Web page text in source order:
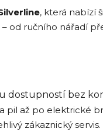
, která nabízí
od ručního nářadí
dostupností bez
pil až po elektrické
zákaznický servis.